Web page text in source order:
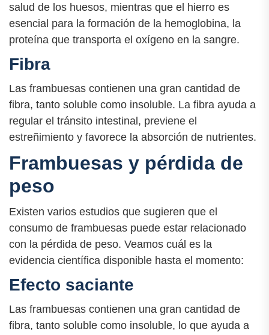
salud de los huesos, mientras que el hierro es
esencial para la formación de la hemoglobina, la
proteína que transporta el oxígeno en la sangre.
Fibra
Las frambuesas contienen una gran cantidad de
fibra, tanto soluble como insoluble. La fibra ayuda a
regular el tránsito intestinal, previene el
estreñimiento y favorece la absorción de nutrientes.
Frambuesas y pérdida de
peso
Existen varios estudios que sugieren que el
consumo de frambuesas puede estar relacionado
con la pérdida de peso. Veamos cuál es la
evidencia científica disponible hasta el momento:
Efecto saciante
Las frambuesas contienen una gran cantidad de
fibra, tanto soluble como insoluble, lo que ayuda a